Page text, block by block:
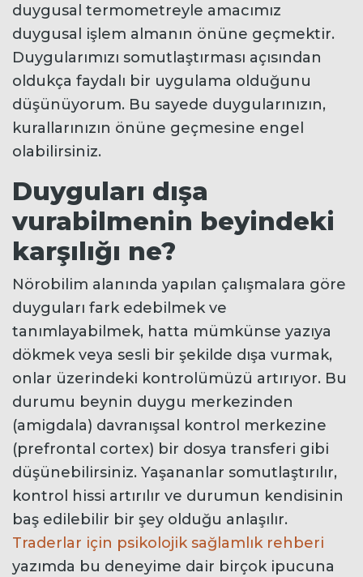
duygusal termometreyle amacımız
duygusal işlem almanın önüne geçmektir.
Duygularımızı somutlaştırması açısından
oldukça faydalı bir uygulama olduğunu
düşünüyorum. Bu sayede duygularınızın,
kurallarınızın önüne geçmesine engel
olabilirsiniz.
Duyguları dışa
vurabilmenin beyindeki
karşılığı ne?
Nörobilim alanında yapılan çalışmalara göre
duyguları fark edebilmek ve
tanımlayabilmek, hatta mümkünse yazıya
dökmek veya sesli bir şekilde dışa vurmak,
onlar üzerindeki kontrolümüzü artırıyor. Bu
durumu beynin duygu merkezinden
(amigdala) davranışsal kontrol merkezine
(prefrontal cortex) bir dosya transferi gibi
düşünebilirsiniz. Yaşananlar somutlaştırılır,
kontrol hissi artırılır ve durumun kendisinin
baş edilebilir bir şey olduğu anlaşılır.
Traderlar için psikolojik sağlamlık rehberi
yazımda bu deneyime dair birçok ipucuna